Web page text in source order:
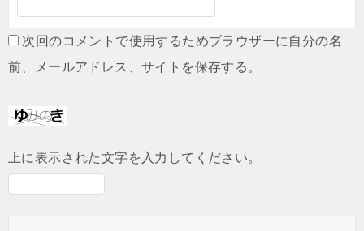
次回のコメントで使用するためブラウザーに自分の名
前、メールアドレス、サイトを保存する。
上に表示された文字を入力してください。